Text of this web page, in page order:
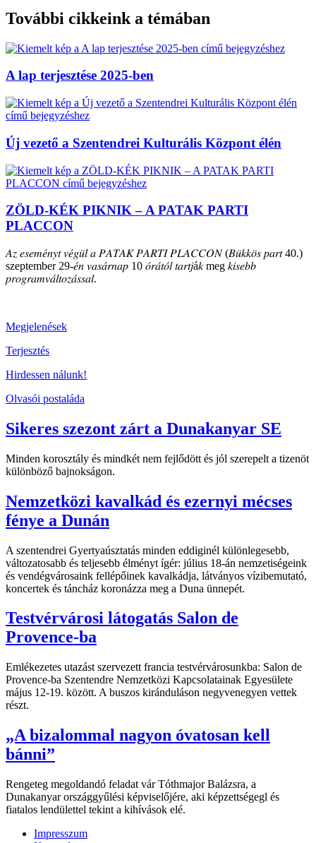
További cikkeink a témában
A lap terjesztése 2025-ben
Új vezető a Szentendrei Kulturális Központ élén
ZÖLD-KÉK PIKNIK – A PATAK PARTI
PLACCON
𝐴𝑧 𝑒𝑠𝑒𝑚𝑒́𝑛𝑦𝑡 𝑣𝑒́𝑔𝑢̈𝑙 𝑎 𝑃𝐴𝑇𝐴𝐾 𝑃𝐴𝑅𝑇𝐼 𝑃𝐿𝐴𝐶𝐶𝑂𝑁 (𝐵𝑢̈𝑘𝑘𝑜̈𝑠 𝑝𝑎𝑟𝑡 40.)
szeptember 29-𝑒́𝑛 𝑣𝑎𝑠𝑎́𝑟𝑛𝑎𝑝 10 𝑜́𝑟𝑎́𝑡𝑜́𝑙 𝑡𝑎𝑟𝑡𝑗á𝑘 meg 𝑘𝑖𝑠𝑒𝑏𝑏
𝑝𝑟𝑜𝑔𝑟𝑎𝑚𝑣𝑎́𝑙𝑡𝑜𝑧𝑎́𝑠𝑠𝑎𝑙.
Megjelenések
Terjesztés
Hirdessen nálunk!
Olvasói postaláda
Sikeres szezont zárt a Dunakanyar SE
Minden korosztály és mindkét nem fejlődött és jól szerepelt a tizenöt
különböző bajnokságon.
Nemzetközi kavalkád és ezernyi mécses
fénye a Dunán
A szentendrei Gyertyaúsztatás minden eddiginél különlegesebb,
változatosabb és teljesebb élményt ígér: július 18-án nemzetiségeink
és vendégvárosaink fellépőinek kavalkádja, látványos vízibemutató,
koncertek és táncház koronázza meg a Duna ünnepét.
Testvérvárosi látogatás Salon de
Provence-ba
Emlékezetes utazást szervezett francia testvérvárosunkba: Salon de
Provence-ba Szentendre Nemzetközi Kapcsolatainak Egyesülete
május 12-19. között. A buszos kiránduláson negyvenegyen vettek
részt.
„A bizalommal nagyon óvatosan kell
bánni”
Rengeteg megoldandó feladat vár Tóthmajor Balázsra, a
Dunakanyar országgyűlési képviselőjére, aki képzettségegl és
fiatalos lendülettel tekint a kihívások elé.
Impresszum